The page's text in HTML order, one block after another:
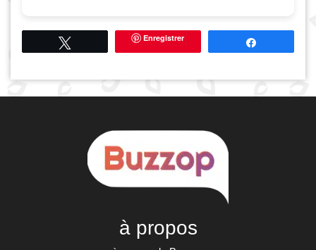
Enregistrer
à propos